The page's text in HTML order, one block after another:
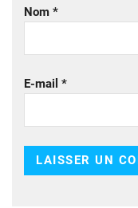
Nom *
E-mail *